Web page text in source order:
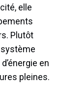
elle
Plutôt
système
en
pleines.